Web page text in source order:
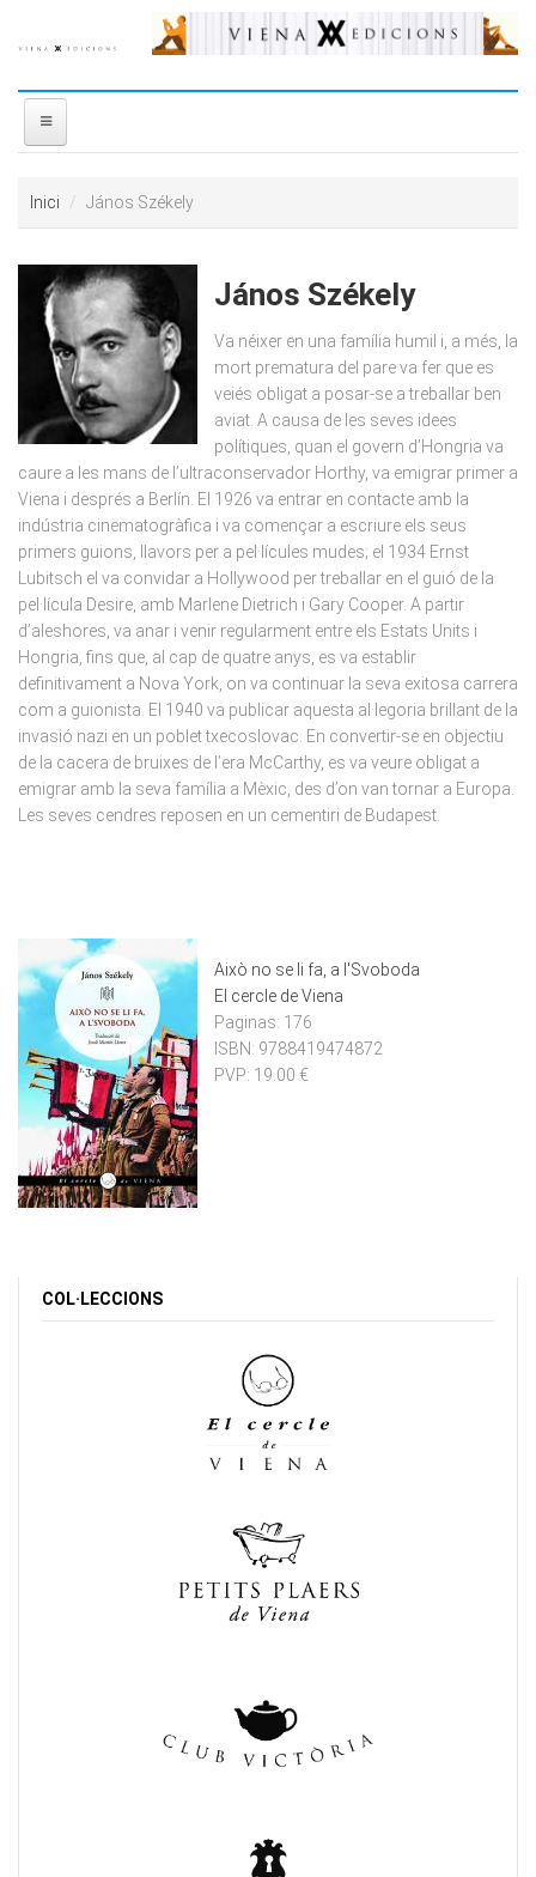
DISTRIBUÏDORA
PREMIS
CONTACTE
Inici János Székely
János Székely
Va néixer en una família humil i, a més, la
mort prematura del pare va fer que es
veiés obligat a posar-se a treballar ben
aviat. A causa de les seves idees
polítiques, quan el govern d’Hongria va
caure a les mans de l’ultraconservador Horthy, va emigrar primer a
Viena i després a Berlín. El 1926 va entrar en contacte amb la
indústria cinematogràfica i va començar a escriure els seus
primers guions, llavors per a pel·lícules mudes; el 1934 Ernst
Lubitsch el va convidar a Hollywood per treballar en el guió de la
pel·lícula Desire, amb Marlene Dietrich i Gary Cooper. A partir
d’aleshores, va anar i venir regularment entre els Estats Units i
Hongria, fins que, al cap de quatre anys, es va establir
definitivament a Nova York, on va continuar la seva exitosa carrera
com a guionista. El 1940 va publicar aquesta al·legoria brillant de la
invasió nazi en un poblet txecoslovac. En convertir-se en objectiu
de la cacera de bruixes de l’era McCarthy, es va veure obligat a
emigrar amb la seva família a Mèxic, des d’on van tornar a Europa.
Les seves cendres reposen en un cementiri de Budapest.
Això no se li fa, a l'Svoboda
El cercle de Viena
Paginas: 176
ISBN: 9788419474872
PVP: 19.00 €
COL·LECCIONS